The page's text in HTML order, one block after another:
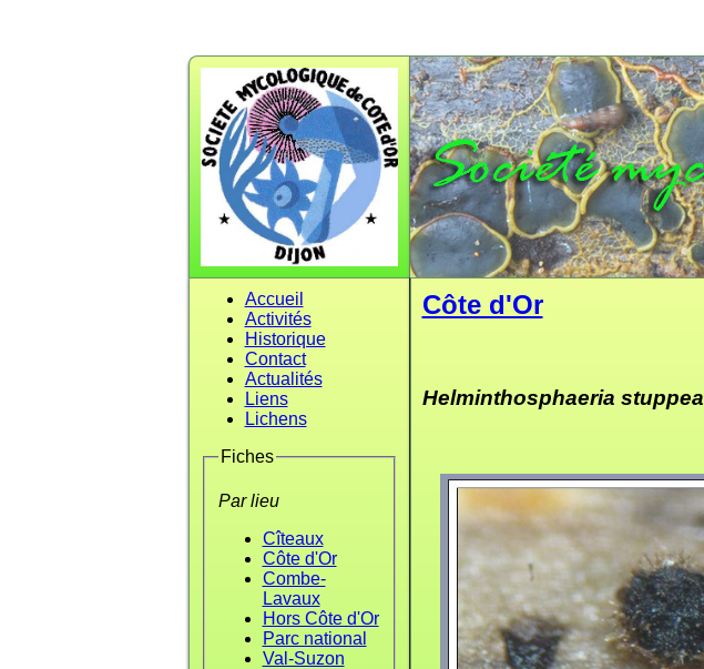
Accueil
Activités
Historique
Contact
Actualités
Liens
Lichens
Fiches
Par lieu
Cîteaux
Côte d'Or
Combe-
Lavaux
Hors Côte d'Or
Parc national
Val-Suzon
Côte d'Or
Helminthosphaeria stuppea